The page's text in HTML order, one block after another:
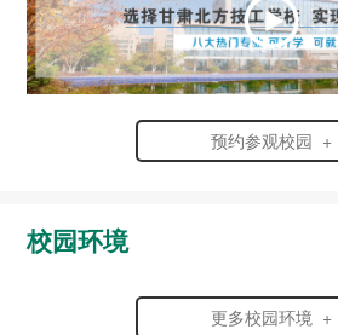
预约参观校园 +
校园环境
更多校园环境 +